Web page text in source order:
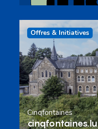
Offres & Initiatives
Cinqfontaines
cinqfontaines.lu